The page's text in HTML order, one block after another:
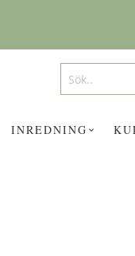
Search
Search
INREDNING